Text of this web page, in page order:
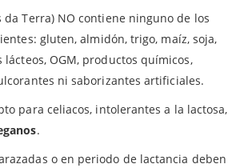
da Terra) NO contiene ninguno de los
gluten, almidón, trigo, maíz, soja,
lácteos, OGM, productos químicos,
ni saborizantes artificiales.
para celiacos, intolerantes a la lactosa,
.
o en periodo de lactancia deben